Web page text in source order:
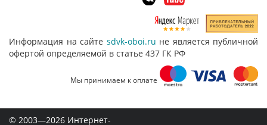
Информация на сайте sdvk-oboi.ru не является публичной
офертой определяемой в статье 437 ГК РФ
Мы принимаем к оплате
© 2003—2026 Интернет-